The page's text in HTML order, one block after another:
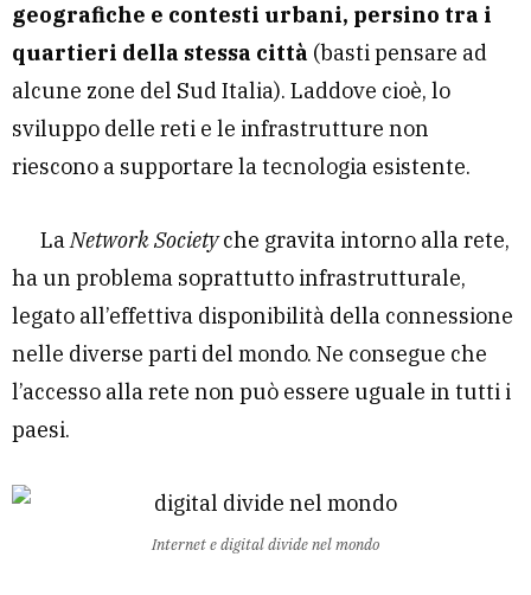
geografiche e contesti urbani, persino tra i
quartieri della stessa città (basti pensare ad
alcune zone del Sud Italia). Laddove cioè, lo
sviluppo delle reti e le infrastrutture non
riescono a supportare la tecnologia esistente.
LaNetwork Societyche gravita intorno alla rete,
ha un problema soprattutto infrastrutturale,
legato all’effettiva disponibilità della connessione
nelle diverse parti del mondo. Ne consegue che
l’accesso alla rete non può essere uguale in tutti i
paesi.
Internet e digital divide nel mondo